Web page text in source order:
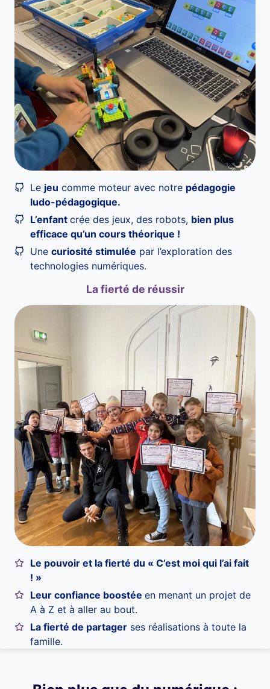
Le jeu comme moteur avec notre pédagogie
ludo-pédagogique.
L’enfant crée des jeux, des robots, bien plus
efficace qu’un cours théorique !
Une curiosité stimulée par l’exploration des
technologies numériques.
La fierté de réussir
Le pouvoir et la fierté du « C’est moi qui l’ai fait
! »
Leur confiance boostée en menant un projet de
A à Z et à aller au bout.
La fierté de partager ses réalisations à toute la
famille.